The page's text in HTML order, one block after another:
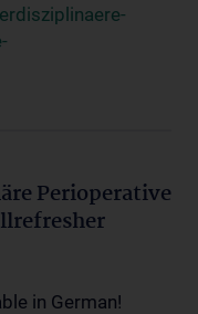
Perioperative
in German!